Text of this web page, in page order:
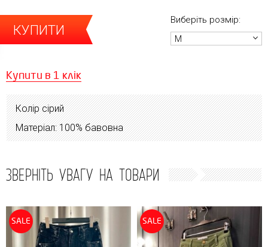
КУПИТИ
Виберіть розмір:
M
Купити в 1 клік
Колір сірий
Матеріал: 100% бавовна
ЗВЕРНІТЬ УВАГУ НА ТОВАРИ
SALE SALE